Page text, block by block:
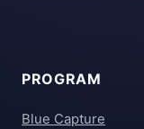
PROGRAM
Blue Capture